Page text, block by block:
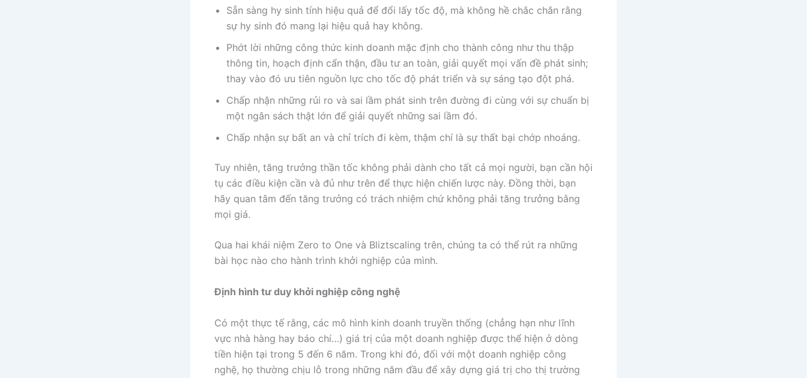
Sẵn sàng hy sinh tính hiệu quả để đổi lấy tốc độ, mà không hề chắc chắn rằng
sự hy sinh đó mang lại hiệu quả hay không.
Phớt lời những công thức kinh doanh mặc định cho thành công như thu thập
thông tin, hoạch định cẩn thận, đầu tư an toàn, giải quyết mọi vấn đề phát sinh;
thay vào đó ưu tiên nguồn lực cho tốc độ phát triển và sự sáng tạo đột phá.
Chấp nhận những rủi ro và sai lầm phát sinh trên đường đi cùng với sự chuẩn bị
một ngân sách thật lớn để giải quyết những sai lầm đó.
Chấp nhận sự bất an và chỉ trích đi kèm, thậm chí là sự thất bại chớp nhoáng.
Tuy nhiên, tăng trưởng thần tốc không phải dành cho tất cả mọi người, bạn cần hội
tụ các điều kiện cần và đủ như trên để thực hiện chiến lược này. Đồng thời, bạn
hãy quan tâm đến tăng trưởng có trách nhiệm chứ không phải tăng trưởng bằng
mọi giá.
Qua hai khái niệm Zero to One và Bliztscaling trên, chúng ta có thể rút ra những
bài học nào cho hành trình khởi nghiệp của mình.
Định hình tư duy khởi nghiệp công nghệ
Có một thực tế rằng, các mô hình kinh doanh truyền thống (chẳng hạn như lĩnh
vực nhà hàng hay báo chí…) giá trị của một doanh nghiệp được thể hiện ở dòng
tiền hiện tại trong 5 đến 6 năm. Trong khi đó, đối với một doanh nghiệp công
nghệ, họ thường chịu lỗ trong những năm đầu để xây dựng giá trị cho thị trường